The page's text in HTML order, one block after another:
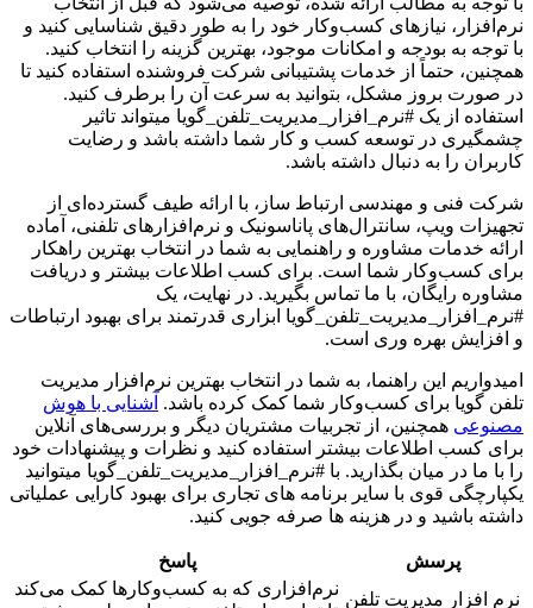
نرم‌افزار، نیازهای کسب‌وکار خود را به طور دقیق شناسایی کنید و
با توجه به بودجه و امکانات موجود، بهترین گزینه را انتخاب کنید.
همچنین، حتماً از خدمات پشتیبانی شرکت فروشنده استفاده کنید تا
در صورت بروز مشکل، بتوانید به سرعت آن را برطرف کنید.
استفاده از یک #نرم_افزار_مدیریت_تلفن_گویا میتواند تاثیر
چشمگیری در توسعه کسب و کار شما داشته باشد و رضایت
کاربران را به دنبال داشته باشد.
شرکت فنی و مهندسی ارتباط ساز، با ارائه طیف گسترده‌ای از
تجهیزات ویپ، سانترال‌های پاناسونیک و نرم‌افزارهای تلفنی، آماده
ارائه خدمات مشاوره و راهنمایی به شما در انتخاب بهترین راهکار
برای کسب‌وکار شما است. برای کسب اطلاعات بیشتر و دریافت
مشاوره رایگان، با ما تماس بگیرید. در نهایت، یک
#نرم_افزار_مدیریت_تلفن_گویا ابزاری قدرتمند برای بهبود ارتباطات
و افزایش بهره وری است.
امیدواریم این راهنما، به شما در انتخاب بهترین نرم‌افزار مدیریت
تلفن گویا برای کسب‌وکار شما کمک کرده باشد. آشنایی با هوش
مصنوعی همچنین، از تجربیات مشتریان دیگر و بررسی‌های آنلاین
برای کسب اطلاعات بیشتر استفاده کنید و نظرات و پیشنهادات خود
را با ما در میان بگذارید. با #نرم_افزار_مدیریت_تلفن_گویا میتوانید
یکپارچگی قوی با سایر برنامه های تجاری برای بهبود کارایی عملیاتی
داشته باشید و در هزینه ها صرفه جویی کنید.
پرسش
پاسخ
نرم افزار مدیریت تلفن
نرم‌افزاری که به کسب‌وکارها کمک می‌کند